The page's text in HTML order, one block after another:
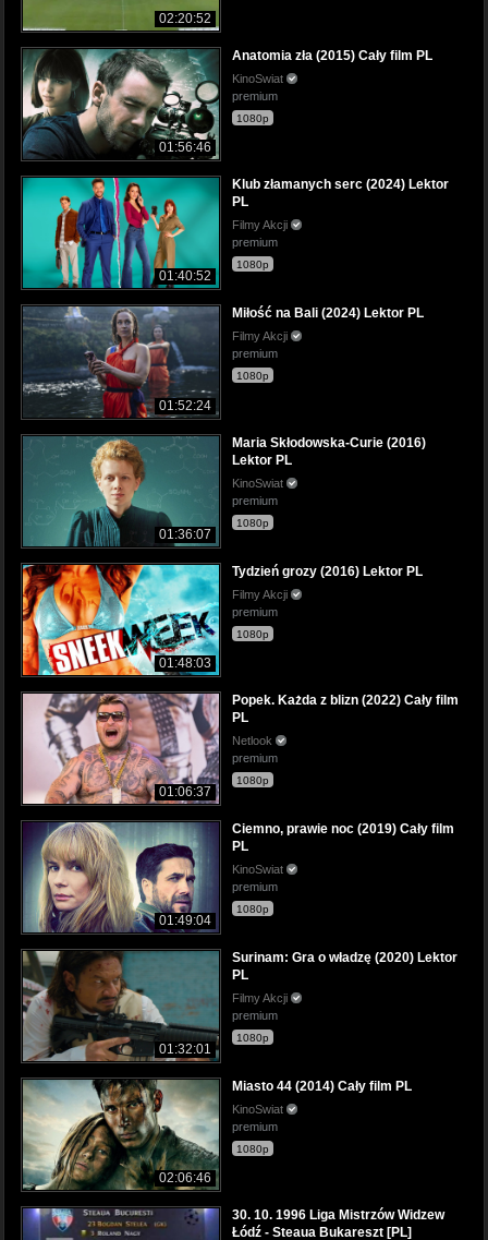
02:20:52
01:56:46
Anatomia zła (2015) Cały film PL
KinoSwiat
premium
1080p
01:40:52
Klub złamanych serc (2024) Lektor
PL
Filmy Akcji
premium
1080p
01:52:24
Miłość na Bali (2024) Lektor PL
Filmy Akcji
premium
1080p
01:36:07
Maria Skłodowska-Curie (2016)
Lektor PL
KinoSwiat
premium
1080p
01:48:03
Tydzień grozy (2016) Lektor PL
Filmy Akcji
premium
1080p
01:06:37
Popek. Każda z blizn (2022) Cały film
PL
Netlook
premium
1080p
01:49:04
Ciemno, prawie noc (2019) Cały film
PL
KinoSwiat
premium
1080p
01:32:01
Surinam: Gra o władzę (2020) Lektor
PL
Filmy Akcji
premium
1080p
02:06:46
Miasto 44 (2014) Cały film PL
KinoSwiat
premium
1080p
30. 10. 1996 Liga Mistrzów Widzew
Łódź - Steaua Bukareszt [PL]